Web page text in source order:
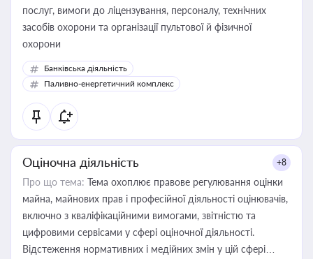
послуг, вимоги до ліцензування, персоналу, технічних
засобів охорони та організації пультової й фізичної
охорони
Банківська діяльність
Паливно-енергетичний комплекс
Оціночна діяльність +8
Про що тема: Тема охоплює правове регулювання оцінки
майна, майнових прав і професійної діяльності оцінювачів,
включно з кваліфікаційними вимогами, звітністю та
цифровими сервісами у сфері оціночної діяльності.
Відстеження нормативних і медійних змін у цій сфері